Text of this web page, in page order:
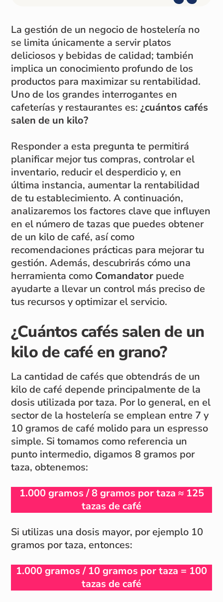
La gestión de un negocio de hostelería no
se limita únicamente a servir platos
deliciosos y bebidas de calidad; también
implica un conocimiento profundo de los
productos para maximizar su rentabilidad.
Uno de los grandes interrogantes en
cafeterías y restaurantes es:¿cuántos cafés
salen de un kilo?
Responder a esta pregunta te permitirá
planificar mejor tus compras, controlar el
inventario, reducir el desperdicio y, en
última instancia, aumentar la rentabilidad
de tu establecimiento. A continuación,
analizaremos los factores clave que influyen
en el número de tazas que puedes obtener
de un kilo de café, así como
recomendaciones prácticas para mejorar tu
gestión. Además, descubrirás cómo una
herramienta como Comandator puede
ayudarte a llevar un control más preciso de
tus recursos y optimizar el servicio.
¿Cuántos cafés salen de un
kilo de café en grano?
La cantidad de cafés que obtendrás de un
kilo de café depende principalmente de la
dosis utilizada por taza. Por lo general, en el
sector de la hostelería se emplean entre 7 y
10 gramos de café molido para un espresso
simple. Si tomamos como referencia un
punto intermedio, digamos 8 gramos por
taza, obtenemos:
1.000 gramos / 8 gramos por taza ≈ 125
tazas de café
Si utilizas una dosis mayor, por ejemplo 10
gramos por taza, entonces:
1.000 gramos / 10 gramos por taza = 100
tazas de café